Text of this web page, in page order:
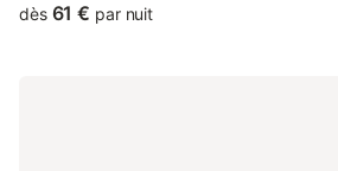
dès 61 € par nuit